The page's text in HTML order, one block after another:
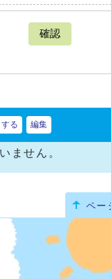
確認
る 編集
ません。
ペー